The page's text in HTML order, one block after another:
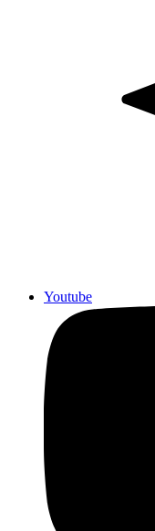
Youtube